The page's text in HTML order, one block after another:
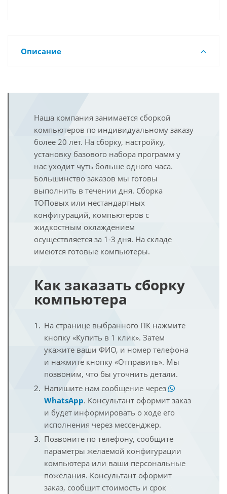
Описание
Наша компания занимается сборкой
компьютеров по индивидуальному заказу
более 20 лет. На сборку, настройку,
установку базового набора программ у
нас уходит чуть больше одного часа.
Большинство заказов мы готовы
выполнить в течении дня. Сборка
ТОПовых или нестандартных
конфигураций, компьютеров с
жидкостным охлаждением
осуществляется за 1-3 дня. На складе
имеются готовые компьютеры.
Как заказать сборку
компьютера
На странице выбранного ПК нажмите
кнопку «Купить в 1 клик». Затем
укажите ваши ФИО, и номер телефона
и нажмите кнопку «Отправить». Мы
позвоним, что бы уточнить детали.
Напишите нам сообщение через
WhatsApp. Консультант оформит заказ
и будет информировать о ходе его
исполнения через мессенджер.
Позвоните по телефону, сообщите
параметры желаемой конфигурации
компьютера или ваши персональные
пожелания. Консультант оформит
заказ, сообщит стоимость и срок